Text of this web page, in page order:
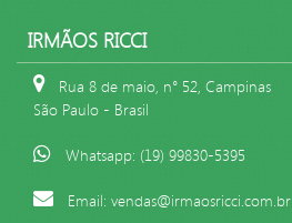
IRMÃOS RICCI
Rua 8 de maio, n° 52, Campinas
São Paulo - Brasil
Whatsapp: (19) 99830-5395
Email: vendas@irmaosricci.com.br